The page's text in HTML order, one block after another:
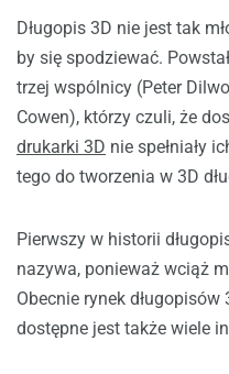
Długopis 3D nie jest tak
by się spodziewać.
trzej wspólnicy (Peter
Cowen), którzy czuli, że
drukarki 3D nie spełniały
tego do tworzenia w 3D
Pierwszy w historii
nazywa, ponieważ wciąż
Obecnie rynek
dostępne jest także wiele